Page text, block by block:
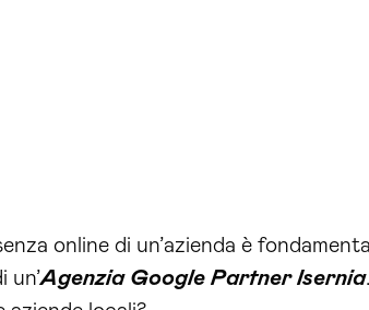
online di un’azienda è
un’Agenzia Google Partner Isernia